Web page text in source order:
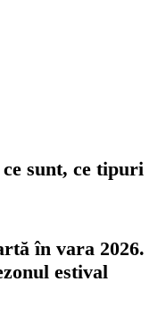
sunt, ce tipuri
în vara 2026.
estival